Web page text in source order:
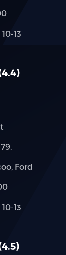
13
4.4
Ford
13
4.5